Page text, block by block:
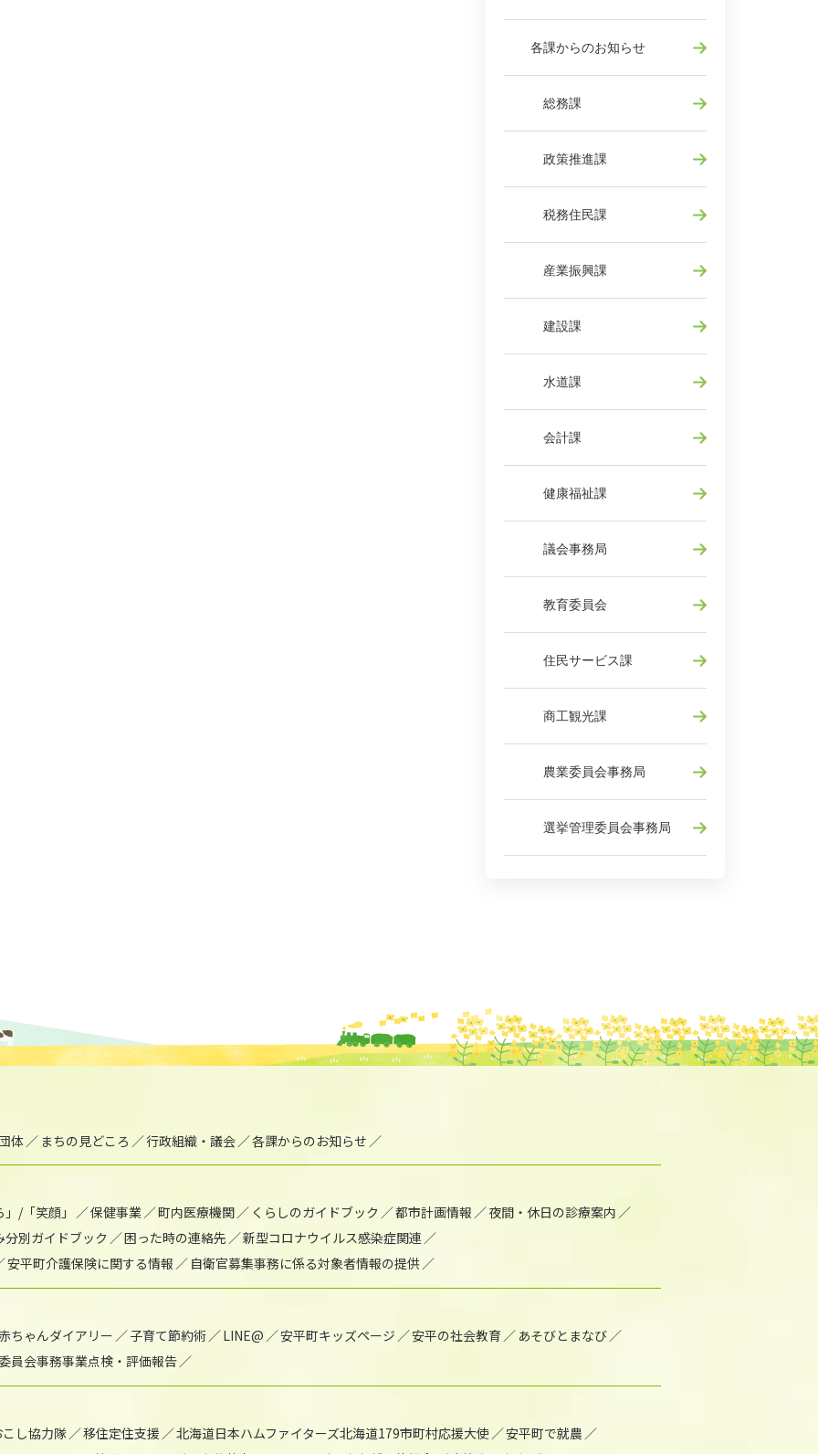
各課からのお知らせ
総務課
政策推進課
税務住民課
産業振興課
建設課
水道課
会計課
健康福祉課
議会事務局
教育委員会
住民サービス課
商工観光課
農業委員会事務局
選挙管理委員会事務局
体 まちの見どころ 行政組織・議会 各課からのお知らせ
/「笑顔」 保健事業 町内医療機関 くらしのガイドブック 都市計画情報
夜間・休日の診療案内
分別ガイドブック 困った時の連絡先
新型コロナウイルス感染症関連
安平町介護保険に関する情報 自衛官募集事務に係る対象者情報の提供
ちゃんダイアリー 子育て節約術 LINE@ 安平町キッズページ 安平の社会教育
あそびとまなび
員会事務事業点検・評価報告
し協力隊 移住定住支援 北海道日本ハムファイターズ北海道179市町村応援大使
安平町で就農